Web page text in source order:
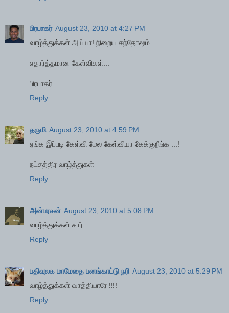
பிரபாகர் August 23, 2010 at 4:27 PM
வாழ்த்துக்கள் அய்யா! நிறைய சந்தோஷம்...
எதார்த்தமான கேள்விகள்...
பிரபாகர்...
Reply
தருமி August 23, 2010 at 4:59 PM
ஏங்க இப்படி கேள்வி மேல கேள்வியா கேக்குறீங்க ...!
நட்சத்திர வாழ்த்துகள்
Reply
அன்பரசன் August 23, 2010 at 5:08 PM
வாழ்த்துக்கள் சார்
Reply
பதிவுலக மாமேதை பனங்காட்டு நரி August 23, 2010 at 5:29 PM
வாழ்த்துக்கள் வாத்தியாரே !!!!
Reply